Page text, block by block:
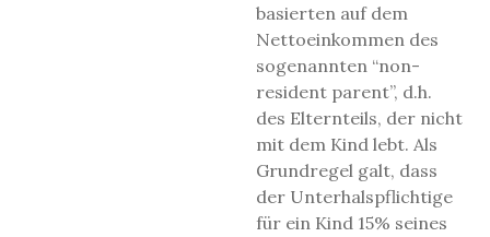
basierten auf dem
Nettoeinkommen des
sogenannten “non-
resident parent”, d.h.
des Elternteils, der nicht
mit dem Kind lebt. Als
Grundregel galt, dass
der Unterhalspflichtige
für ein Kind 15% seines